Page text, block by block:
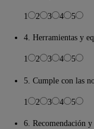
1 2 3 4 5
4. Herramientas y
1 2 3 4 5
5. Cumple con las
1 2 3 4 5
6. Recomendación